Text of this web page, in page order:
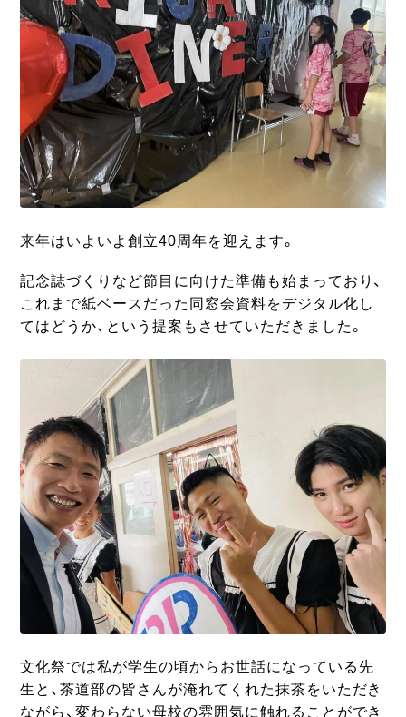
来年はいよいよ創立40周年を迎えます。
記念誌づくりなど節目に向けた準備も始まっており、
これまで紙ベースだった同窓会資料をデジタル化し
てはどうか、という提案もさせていただきました。
文化祭では私が学生の頃からお世話になっている先
生と、茶道部の皆さんが淹れてくれた抹茶をいただき
ながら、変わらない母校の雰囲気に触れることができ